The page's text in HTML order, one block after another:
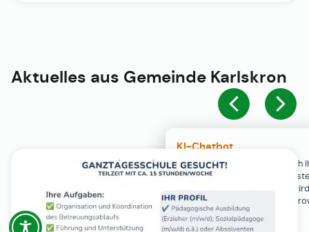
KI-Chatbot
Der KI-Chatbot steht erst nach
Einwilligung in den Cookie-
Verfügung. Der Chat-Verlauf
ausschließlich lokal in Ihrem
gespeichert.
Aktuelles aus Gemeinde Karlskron